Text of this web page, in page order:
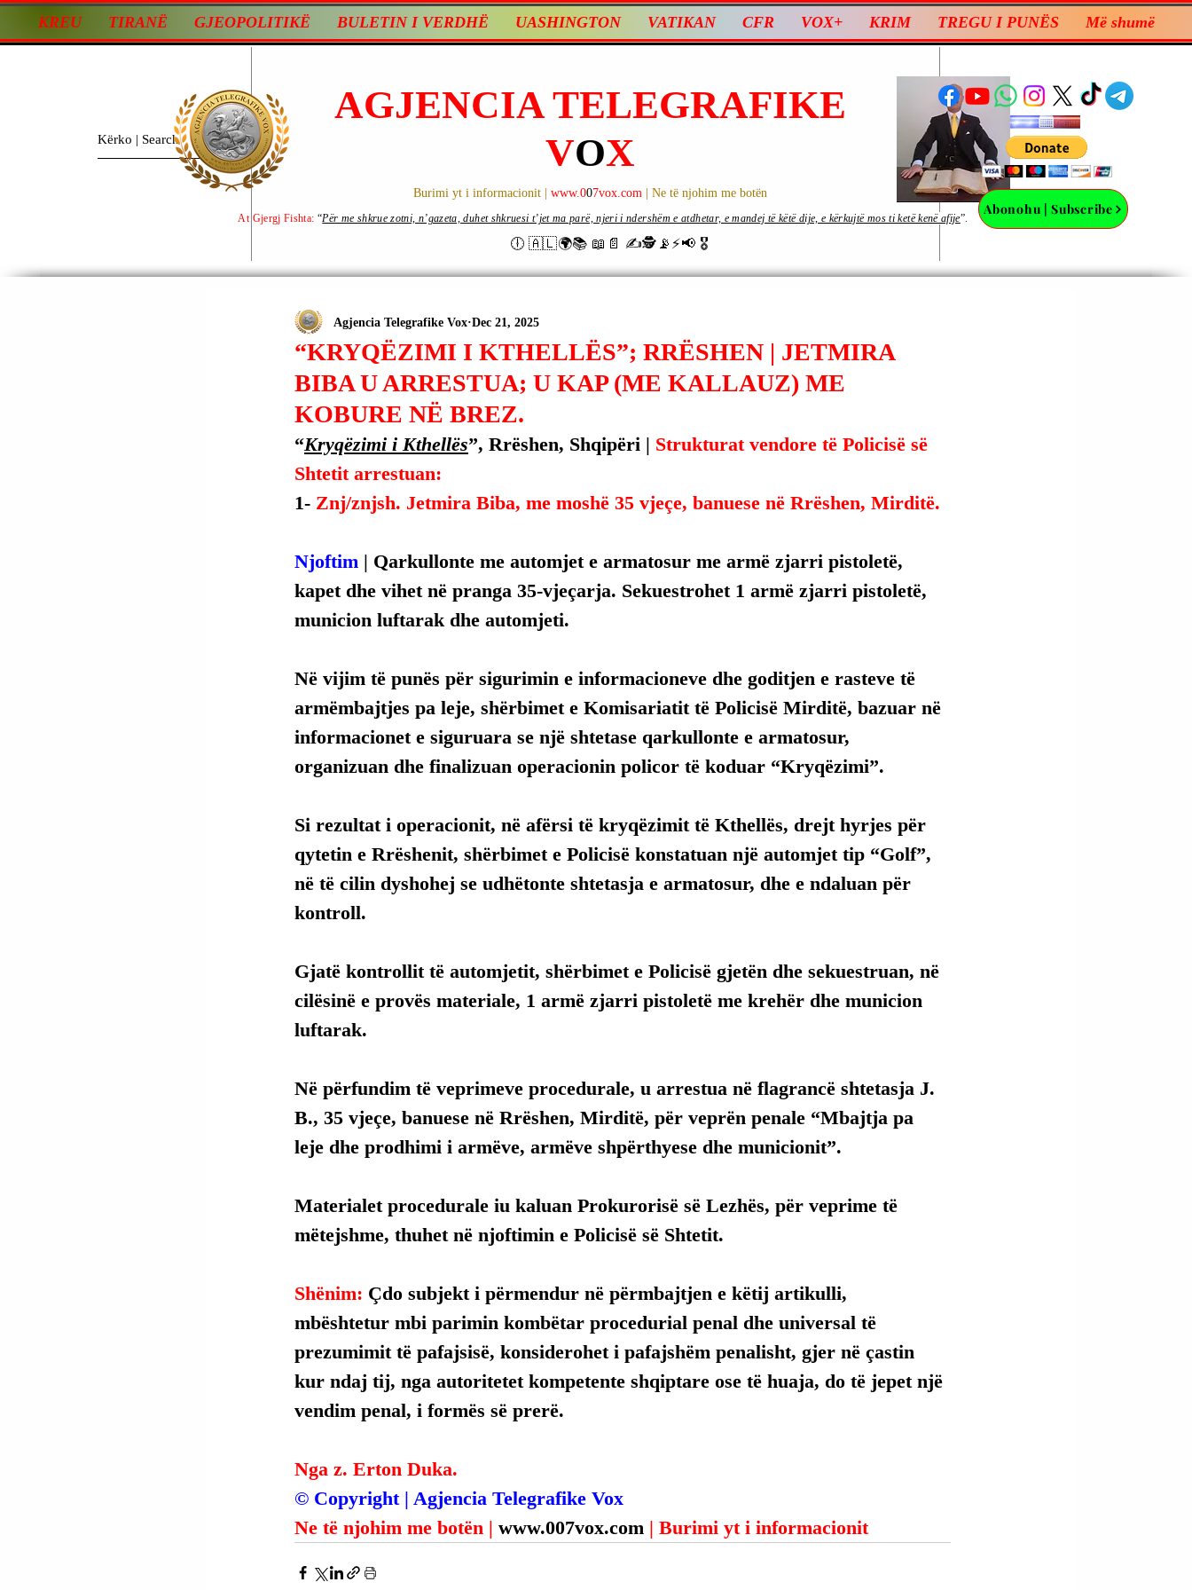
KREU TIRANË GJEOPOLITIKË BULETIN I VERDHË UASHINGTON VATIKAN CFR VOX+ KRIM TREGU I PUNËS Më shumë
AGJENCIA TELEGRAFIKE
VOX
Burimi yt i informacionit | www.007vox.com | Ne të njohim me botën
🕕 🇦🇱🌍📚 📖📄 ✍🕵️📡⚡️📢 🎖
Abonohu | Subscribe
At Gjergj Fishta: “Për me shkrue zotni, n’gazeta, duhet shkruesi t’jet ma parë, njeri i ndershëm e atdhetar, e mandej të këtë dije, e kërkujtë mos ti ketë kenë afije”.
“KRYQËZIMI I KTHELLËS”; RRËSHEN | JETMIRA
BIBA U ARRESTUA; U KAP (ME KALLAUZ) ME
KOBURE NË BREZ.
Agjencia Telegrafike Vox Dec 21, 2025
“Kryqëzimi i Kthellës”, Rrëshen, Shqipëri | Strukturat vendore të Policisë së
Shtetit arrestuan:
1- Znj/znjsh. Jetmira Biba, me moshë 35 vjeçe, banuese në Rrëshen, Mirditë.
Njoftim | Qarkullonte me automjet e armatosur me armë zjarri pistoletë,
kapet dhe vihet në pranga 35-vjeçarja. Sekuestrohet 1 armë zjarri pistoletë,
municion luftarak dhe automjeti.
Në vijim të punës për sigurimin e informacioneve dhe goditjen e rasteve të
armëmbajtjes pa leje, shërbimet e Komisariatit të Policisë Mirditë, bazuar në
informacionet e siguruara se një shtetase qarkullonte e armatosur,
organizuan dhe finalizuan operacionin policor të koduar “Kryqëzimi”.
Si rezultat i operacionit, në afërsi të kryqëzimit të Kthellës, drejt hyrjes për
qytetin e Rrëshenit, shërbimet e Policisë konstatuan një automjet tip “Golf”,
në të cilin dyshohej se udhëtonte shtetasja e armatosur, dhe e ndaluan për
kontroll.
Gjatë kontrollit të automjetit, shërbimet e Policisë gjetën dhe sekuestruan, në
cilësinë e provës materiale, 1 armë zjarri pistoletë me krehër dhe municion
luftarak.
Në përfundim të veprimeve procedurale, u arrestua në flagrancë shtetasja J.
B., 35 vjeçe, banuese në Rrëshen, Mirditë, për veprën penale “Mbajtja pa
leje dhe prodhimi i armëve, armëve shpërthyese dhe municionit”.
Materialet procedurale iu kaluan Prokurorisë së Lezhës, për veprime të
mëtejshme, thuhet në njoftimin e Policisë së Shtetit.
Shënim: Çdo subjekt i përmendur në përmbajtjen e këtij artikulli,
mbështetur mbi parimin kombëtar procedurial penal dhe universal të
prezumimit të pafajsisë, konsiderohet i pafajshëm penalisht, gjer në çastin
kur ndaj tij, nga autoritetet kompetente shqiptare ose të huaja, do të jepet një
vendim penal, i formës së prerë.
Nga z. Erton Duka.
© Copyright | Agjencia Telegrafike Vox
Ne të njohim me botën | www.007vox.com | Burimi yt i informacionit